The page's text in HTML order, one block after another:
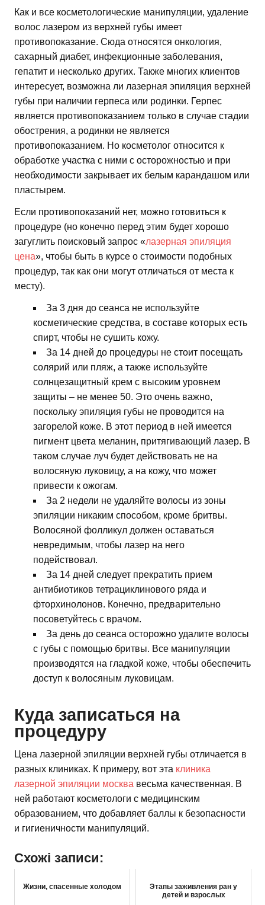
Как и все косметологические манипуляции, удаление
волос лазером из верхней губы имеет
противопоказание. Сюда относятся онкология,
сахарный диабет, инфекционные заболевания,
гепатит и несколько других. Также многих клиентов
интересует, возможна ли лазерная эпиляция верхней
губы при наличии герпеса или родинки. Герпес
является противопоказанием только в случае стадии
обострения, а родинки не является
противопоказанием. Но косметолог относится к
обработке участка с ними с осторожностью и при
необходимости закрывает их белым карандашом или
пластырем.
Если противопоказаний нет, можно готовиться к
процедуре (но конечно перед этим будет хорошо
загуглить поисковый запрос «лазерная эпиляция
цена», чтобы быть в курсе о стоимости подобных
процедур, так как они могут отличаться от места к
месту).
За 3 дня до сеанса не используйте
косметические средства, в составе которых есть
спирт, чтобы не сушить кожу.
За 14 дней до процедуры не стоит посещать
солярий или пляж, а также используйте
солнцезащитный крем с высоким уровнем
защиты – не менее 50. Это очень важно,
поскольку эпиляция губы не проводится на
загорелой коже. В этот период в ней имеется
пигмент цвета меланин, притягивающий лазер. В
таком случае луч будет действовать не на
волосяную луковицу, а на кожу, что может
привести к ожогам.
За 2 недели не удаляйте волосы из зоны
эпиляции никаким способом, кроме бритвы.
Волосяной фолликул должен оставаться
невредимым, чтобы лазер на него
подействовал.
За 14 дней следует прекратить прием
антибиотиков тетрациклинового ряда и
фторхинолонов. Конечно, предварительно
посоветуйтесь с врачом.
За день до сеанса осторожно удалите волосы
с губы с помощью бритвы. Все манипуляции
производятся на гладкой коже, чтобы обеспечить
доступ к волосяным луковицам.
Куда записаться на
процедуру
Цена лазерной эпиляции верхней губы отличается в
разных клиниках. К примеру, вот эта клиника
лазерной эпиляции москва весьма качественная. В
ней работают косметологи с медицинским
образованием, что добавляет баллы к безопасности
и гигиеничности манипуляций.
Схожі записи:
Жизни, спасенные холодом
Этапы заживления ран у
детей и взрослых